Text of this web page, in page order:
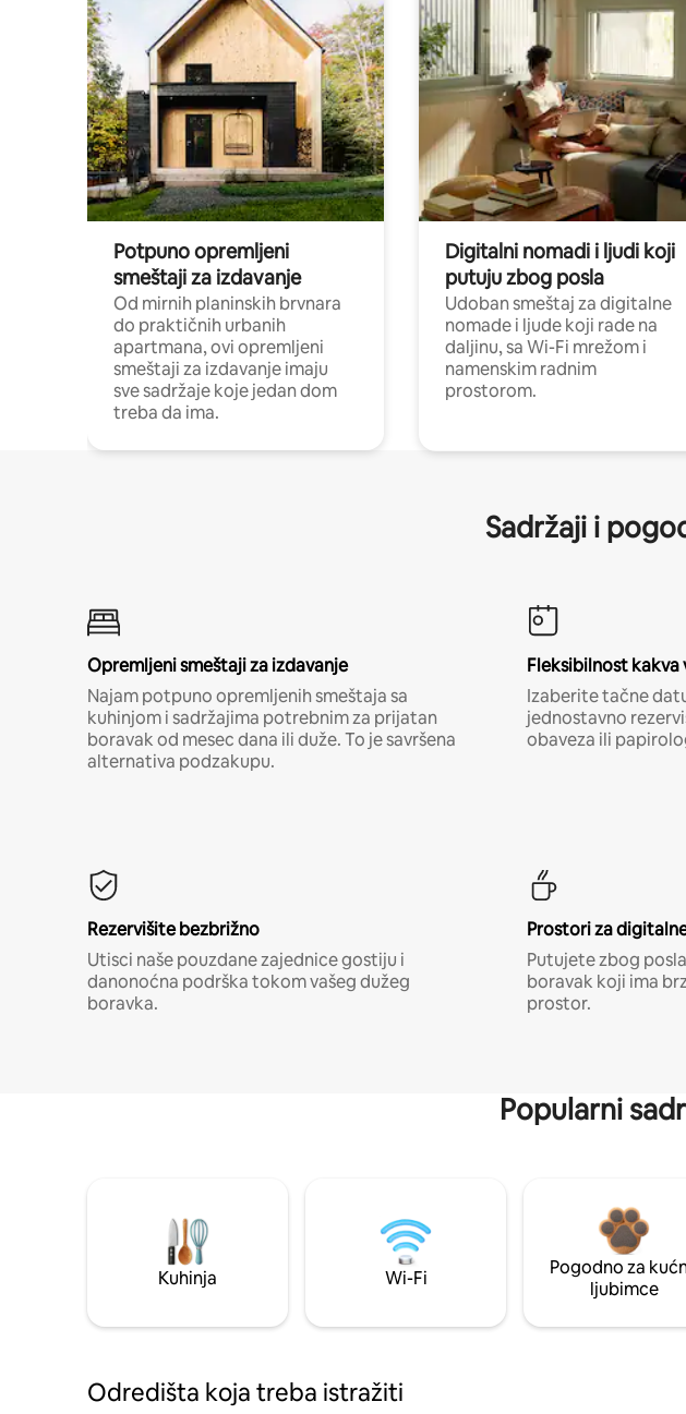
Potpuno opremljeni
smeštaji za izdavanje
Od mirnih planinskih brvnara
do praktičnih urbanih
apartmana, ovi opremljeni
smeštaji za izdavanje imaju
sve sadržaje koje jedan dom
treba da ima.
Digitalni nomadi i ljudi koji
putuju zbog posla
Udoban smeštaj za digitalne
nomade i ljude koji rade na
daljinu, sa Wi-Fi mrežom i
namenskim radnim
prostorom.
Sadržaji i
Opremljeni smeštaji za izdavanje
Najam potpuno opremljenih smeštaja sa
kuhinjom i sadržajima potrebnim za prijatan
boravak od mesec dana ili duže. To je savršena
alternativa podzakupu.
Fleksibilnost kakva
Izaberite tačne
jednostavno
obaveza ili
Rezervišite bezbrižno
Utisci naše pouzdane zajednice gostiju i
danonoćna podrška tokom vašeg dužeg
boravka.
Prostori za
Putujete zbog
boravak koji ima
prostor.
Popularni
Kuhinja Wi-Fi
Pogodno za
ljubimce
Odredišta koja treba istražiti